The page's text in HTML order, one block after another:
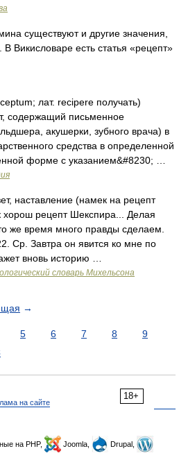
существуют и другие значения,
Викисловаре есть статья «рецепт»
лат. recipere получать)
содержащий письменное
акушерки, зубного врача) в
средства в определенной
форме с указанием&#8230; …
наставление (намек на рецепт
хорош рецепт Шекспира... Делая
же время много правды сделаем.
Ср. Завтра он явится ко мне по
вновь историю …
словарь Михельсона
→
5 6 7 8
9
18+
на сайте
на PHP, Joomla,
Drupal,